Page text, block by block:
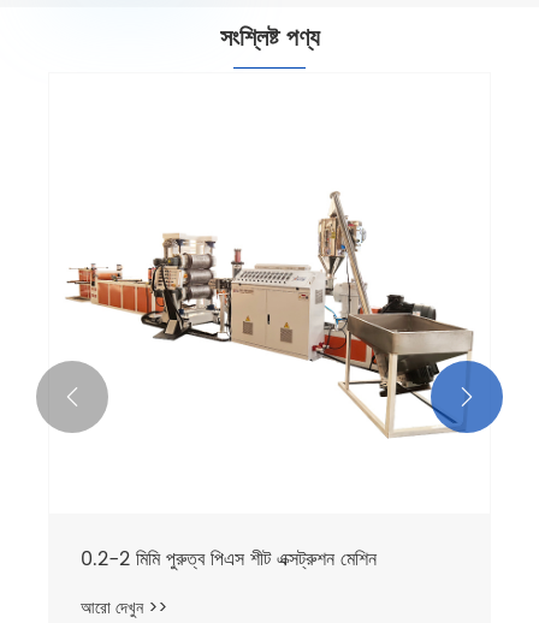
সংশ্লিষ্ট পণ্য
0.2-2 মিমি পুরুত্ব পিএস শীট এক্সট্রুশন মেশিন
আরো দেখুন >>
 